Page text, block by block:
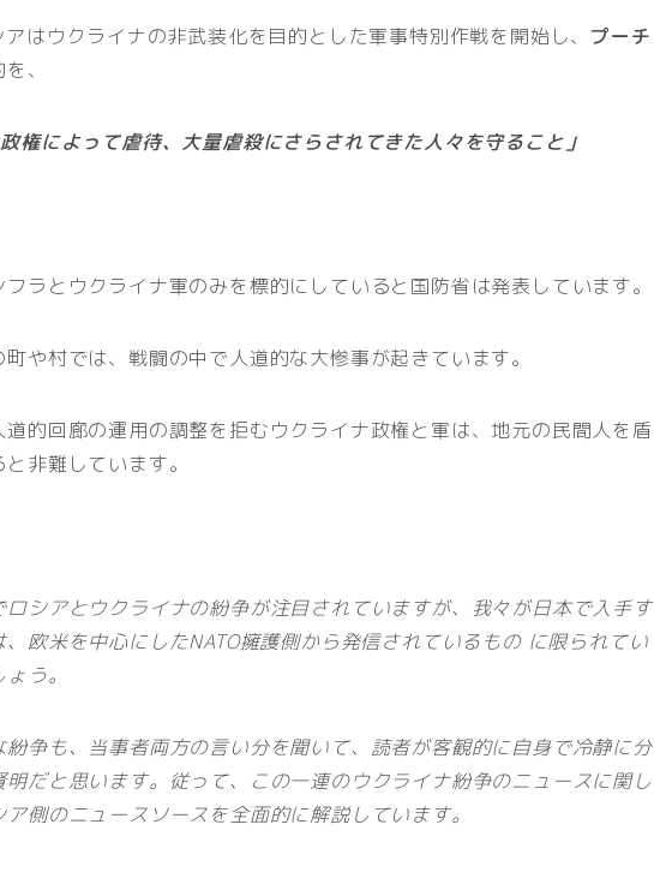
はウクライナの非武装化を目的とした軍事特別作戦を開始し、 プーチ
、
権によって虐待、大量虐殺にさらされてきた人々を守ること」
ラとウクライナ軍のみを標的にしていると国防省は発表しています。
や村では、戦闘の中で人道的な大惨事が起きています。
道的回廊の運用の調整を拒むウクライナ政権と軍は、地元の民間人を盾
非難しています。
ロシアとウクライナの紛争が注目されていますが、我々が日本で入手す
、欧米を中心にしたNATO擁護側から発信されているもの に限られてい
う。
紛争も、当事者両方の言い分を聞いて、読者が客観的に自身で冷静に分
だと思います。従って、この一連のウクライナ紛争のニュースに関し
側のニュースソースを全面的に解説しています。